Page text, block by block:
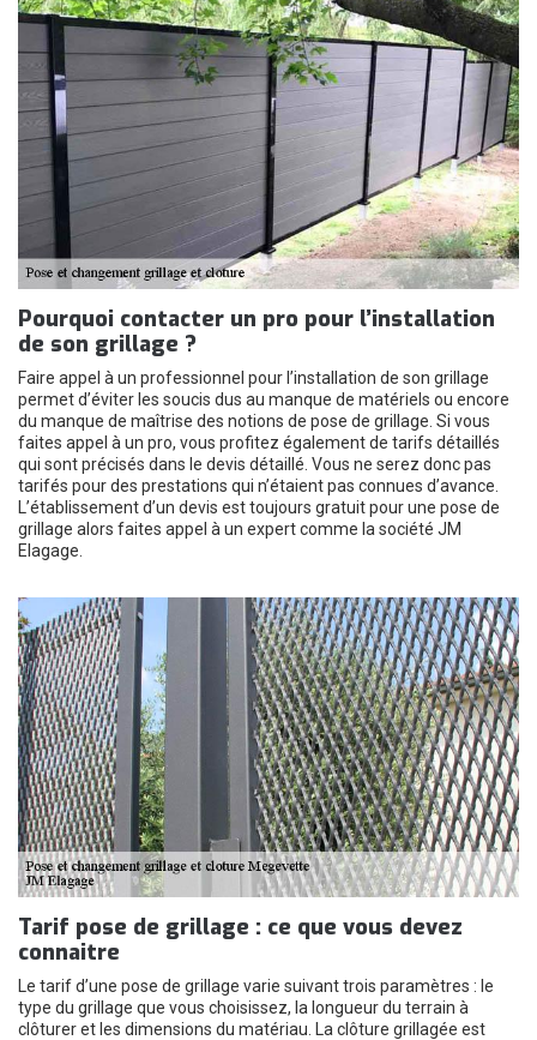
Pourquoi contacter un pro pour l’installation
de son grillage ?
Faire appel à un professionnel pour l’installation de son grillage
permet d’éviter les soucis dus au manque de matériels ou encore
du manque de maîtrise des notions de pose de grillage. Si vous
faites appel à un pro, vous profitez également de tarifs détaillés
qui sont précisés dans le devis détaillé. Vous ne serez donc pas
tarifés pour des prestations qui n’étaient pas connues d’avance.
L’établissement d’un devis est toujours gratuit pour une pose de
grillage alors faites appel à un expert comme la société JM
Elagage.
Tarif pose de grillage : ce que vous devez
connaitre
Le tarif d’une pose de grillage varie suivant trois paramètres : le
type du grillage que vous choisissez, la longueur du terrain à
clôturer et les dimensions du matériau. La clôture grillagée est